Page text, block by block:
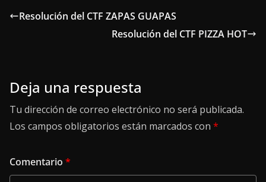
Resolución del CTF ZAPAS GUAPAS
Resolución del CTF PIZZA HOT
Deja una respuesta
Tu dirección de correo electrónico no será publicada.
Los campos obligatorios están marcados con *
Comentario *